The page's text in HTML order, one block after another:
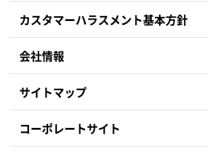
カスタマーハラスメント基本方針
会社情報
サイトマップ
コーポレートサイト